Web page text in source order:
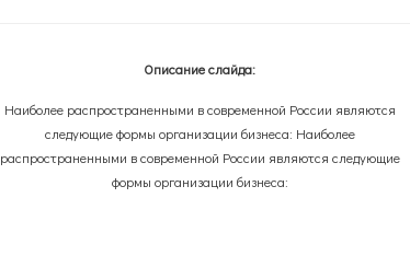
Описание слайда:
Наиболее распространенными в современной России являются
следующие формы организации бизнеса: Наиболее
распространенными в современной России являются следующие
формы организации бизнеса: